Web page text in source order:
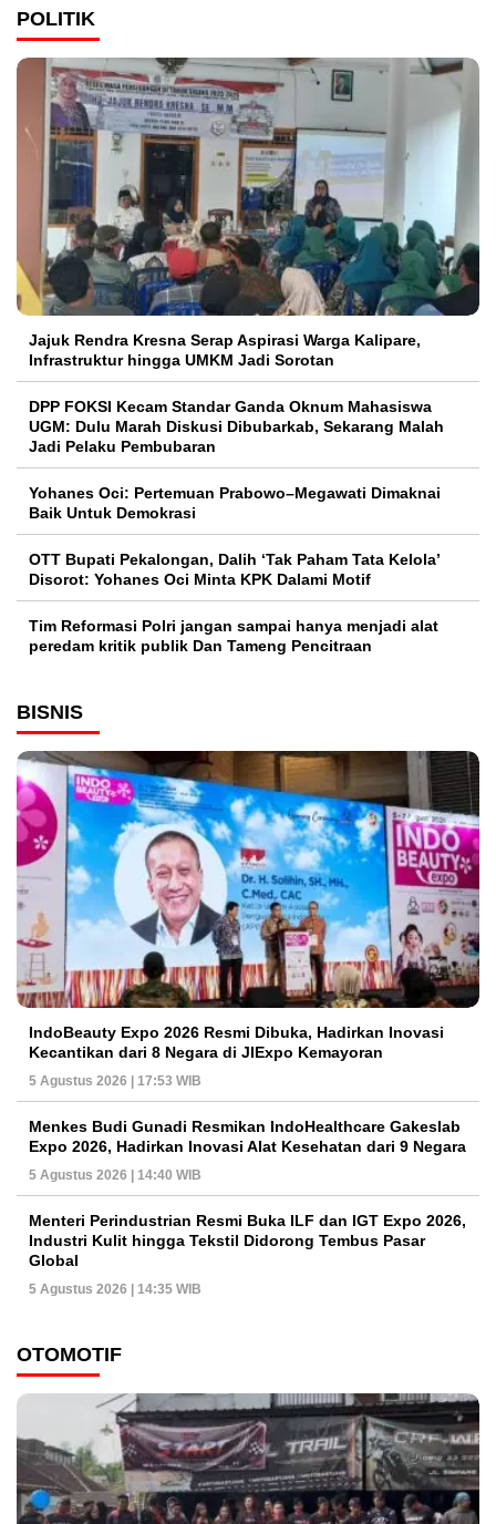
POLITIK
Jajuk Rendra Kresna Serap Aspirasi Warga Kalipare,
Infrastruktur hingga UMKM Jadi Sorotan
DPP FOKSI Kecam Standar Ganda Oknum Mahasiswa
UGM: Dulu Marah Diskusi Dibubarkab, Sekarang Malah
Jadi Pelaku Pembubaran
Yohanes Oci: Pertemuan Prabowo–Megawati Dimaknai
Baik Untuk Demokrasi
OTT Bupati Pekalongan, Dalih ‘Tak Paham Tata Kelola’
Disorot: Yohanes Oci Minta KPK Dalami Motif
Tim Reformasi Polri jangan sampai hanya menjadi alat
peredam kritik publik Dan Tameng Pencitraan
BISNIS
IndoBeauty Expo 2026 Resmi Dibuka, Hadirkan Inovasi
Kecantikan dari 8 Negara di JIExpo Kemayoran
5 Agustus 2026 | 17:53 WIB
Menkes Budi Gunadi Resmikan IndoHealthcare Gakeslab
Expo 2026, Hadirkan Inovasi Alat Kesehatan dari 9 Negara
5 Agustus 2026 | 14:40 WIB
Menteri Perindustrian Resmi Buka ILF dan IGT Expo 2026,
Industri Kulit hingga Tekstil Didorong Tembus Pasar
Global
5 Agustus 2026 | 14:35 WIB
OTOMOTIF